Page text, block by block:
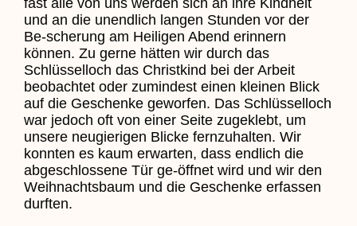
fast alle von uns werden sich an ihre Kindheit
und an die unendlich langen Stunden vor der
Be-scherung am Heiligen Abend erinnern
können. Zu gerne hätten wir durch das
Schlüsselloch das Christkind bei der Arbeit
beobachtet oder zumindest einen kleinen Blick
auf die Geschenke geworfen. Das Schlüsselloch
war jedoch oft von einer Seite zugeklebt, um
unsere neugierigen Blicke fernzuhalten. Wir
konnten es kaum erwarten, dass endlich die
abgeschlossene Tür ge-öffnet wird und wir den
Weihnachtsbaum und die Geschenke erfassen
durften.